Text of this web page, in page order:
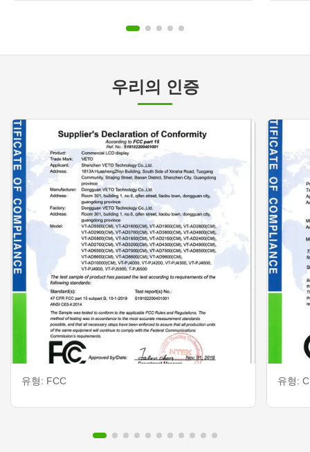
관리 시스템과 통합된 320개 이상의 벽에 장착된 디
케팅 활동을 변화시켰고, 홍보 업데이트 시간을 3~5
동 전역에 120개 이상의 매장 프...
비용이
우리의 인증
유형: FCC 유형: